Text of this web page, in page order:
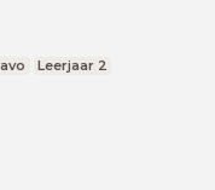
Leerjaar 2